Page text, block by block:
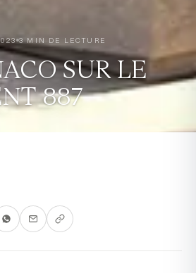
3 MIN DE LECTURE
SUR LE
887